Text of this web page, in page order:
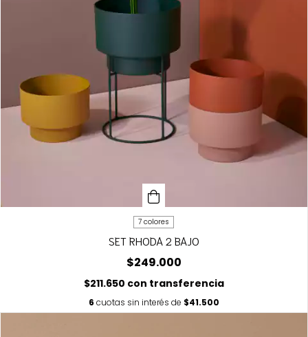
7 colores
SET RHODA 2 BAJO
$249.000
$211.650 con transferencia
6 cuotas sin interés de $41.500